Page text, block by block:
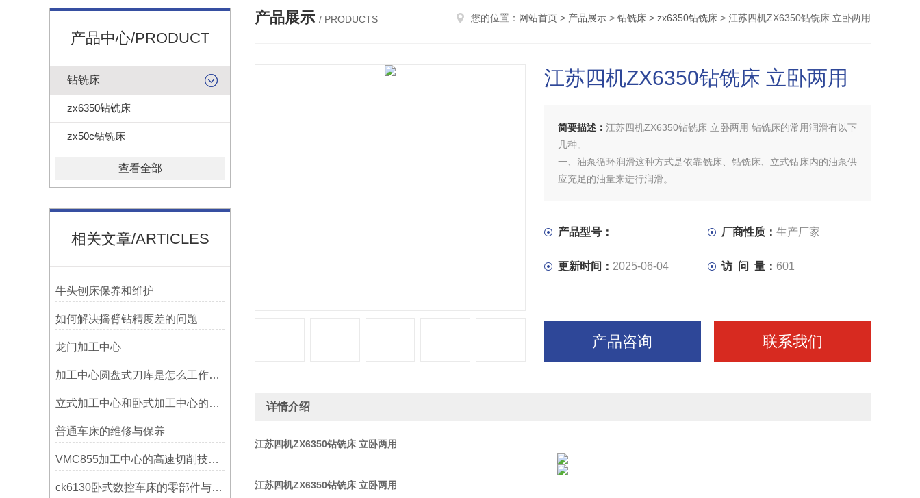
产品中心/PRODUCT
钻铣床
zx6350钻铣床
zx50c钻铣床
查看全部
相关文章/ARTICLES
牛头刨床保养和维护
如何解决摇臂钻精度差的问题
龙门加工中心
加工中心圆盘式刀库是怎么工作的？
立式加工中心和卧式加工中心的区别
普通车床的维修与保养
VMC855加工中心的高速切削技术介绍
ck6130卧式数控车床的零部件与配置解析
产品展示 / PRODUCTS 您的位置： 网站首页 > 产品展示 > 钻铣床 > zx6350钻铣床 > 江苏四机ZX6350钻铣床 立卧两用
江苏四机ZX6350钻铣床 立卧两用
简要描述：江苏四机ZX6350钻铣床 立卧两用 钻铣床的常用润滑有以下
几种。
一、油泵循环润滑这种方式是依靠铣床、钻铣床、立式钻床内的油泵供
应充足的油量来进行润滑。
杯润滑，一般采用黄油杯润滑。在黄油杯中装满工业润滑脂，拧进油杯
产品型号： 厂商性质： 生产厂家
更新时间： 2025-06-04 访 问 量： 601
产品咨询 联系我们
详情介绍
江苏四机ZX6350钻铣床 立卧两用
江苏四机ZX6350钻铣床 立卧两用